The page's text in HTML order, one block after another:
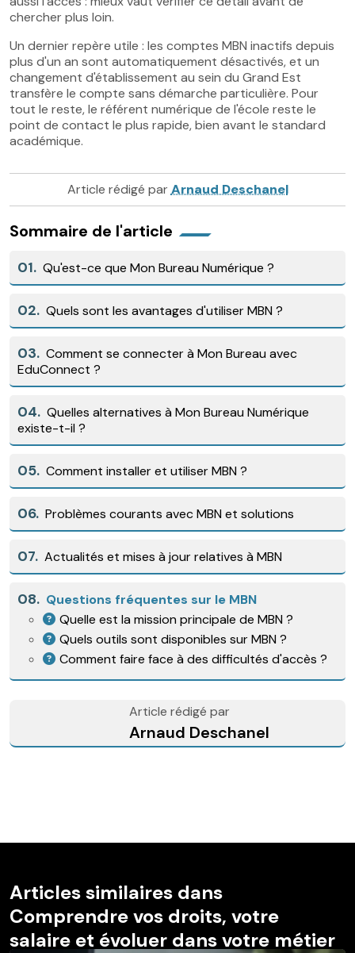
chercher plus loin.
Un dernier repère utile : les comptes MBN inactifs depuis
plus d'un an sont automatiquement désactivés, et un
changement d'établissement au sein du Grand Est
transfère le compte sans démarche particulière. Pour
tout le reste, le référent numérique de l'école reste le
point de contact le plus rapide, bien avant le standard
académique.
Article rédigé par Arnaud Deschanel
Sommaire de l'article
01. Qu'est-ce que Mon Bureau Numérique ?
02. Quels sont les avantages d'utiliser MBN ?
03. Comment se connecter à Mon Bureau avec
EduConnect ?
04. Quelles alternatives à Mon Bureau Numérique
existe-t-il ?
05. Comment installer et utiliser MBN ?
06. Problèmes courants avec MBN et solutions
07. Actualités et mises à jour relatives à MBN
08. Questions fréquentes sur le MBN
Quelle est la mission principale de MBN ?
Quels outils sont disponibles sur MBN ?
Comment faire face à des difficultés d'accès ?
Article rédigé par
Arnaud Deschanel
Articles similaires dans
Comprendre vos droits, votre
salaire et évoluer dans votre métier